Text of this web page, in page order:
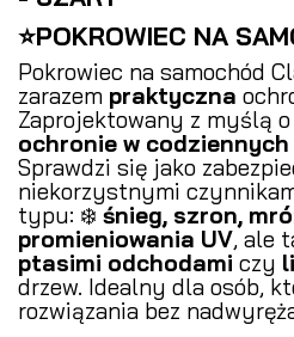
⭐POKROWIEC NA
Pokrowiec na samochód
zarazem praktyczna
Zaprojektowany z myślą o
ochronie w
Sprawdzi się jako
niekorzystnymi
typu: ❄️ śnieg, szron,
promieniowania UV, ale
ptasimi odchodami czy
drzew. Idealny dla osób,
rozwiązania bez